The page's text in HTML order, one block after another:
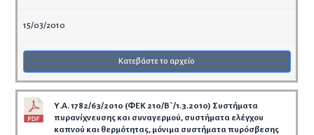
15/03/2010
Κατεβάστε το αρχείο
Υ.Α. 1782/63/2010 (ΦΕΚ 210/Β`/1.3.2010) Συστήματα
πυρανίχνευσης και συναγερμού, συστήματα ελέγχου
καπνού και θερμότητας, μόνιμα συστήματα πυρόσβεσης